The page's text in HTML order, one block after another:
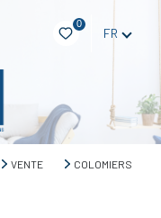
0
FR
VENTE
COLOMIERS